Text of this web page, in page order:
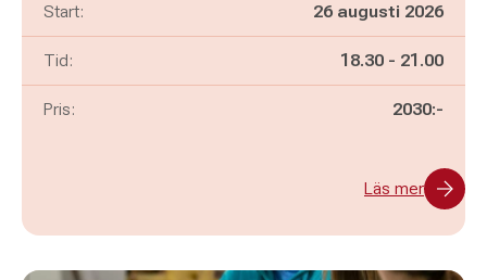
Start: 26 augusti 2026
Tid: Pågår mellan
18.30 - och
21.00
Pris: 2030:-
Läs mer